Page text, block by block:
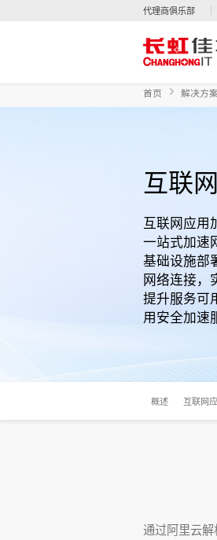
代理商俱乐部
首页 解决方
互联
互联网应用
一站式加速
基础设施部
网络连接，
提升服务可
用安全加速
概述 互联网
通过阿里云